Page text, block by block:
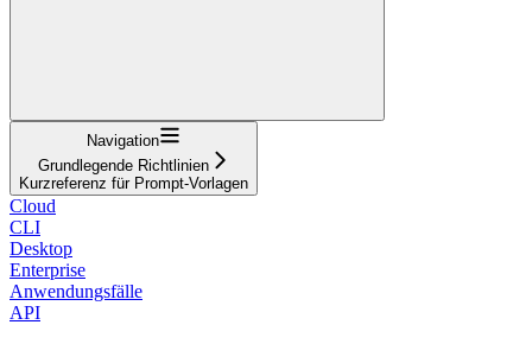
Navigation
Grundlegende Richtlinien
Kurzreferenz für Prompt-Vorlagen
Cloud
CLI
Desktop
Enterprise
Anwendungsfälle
API